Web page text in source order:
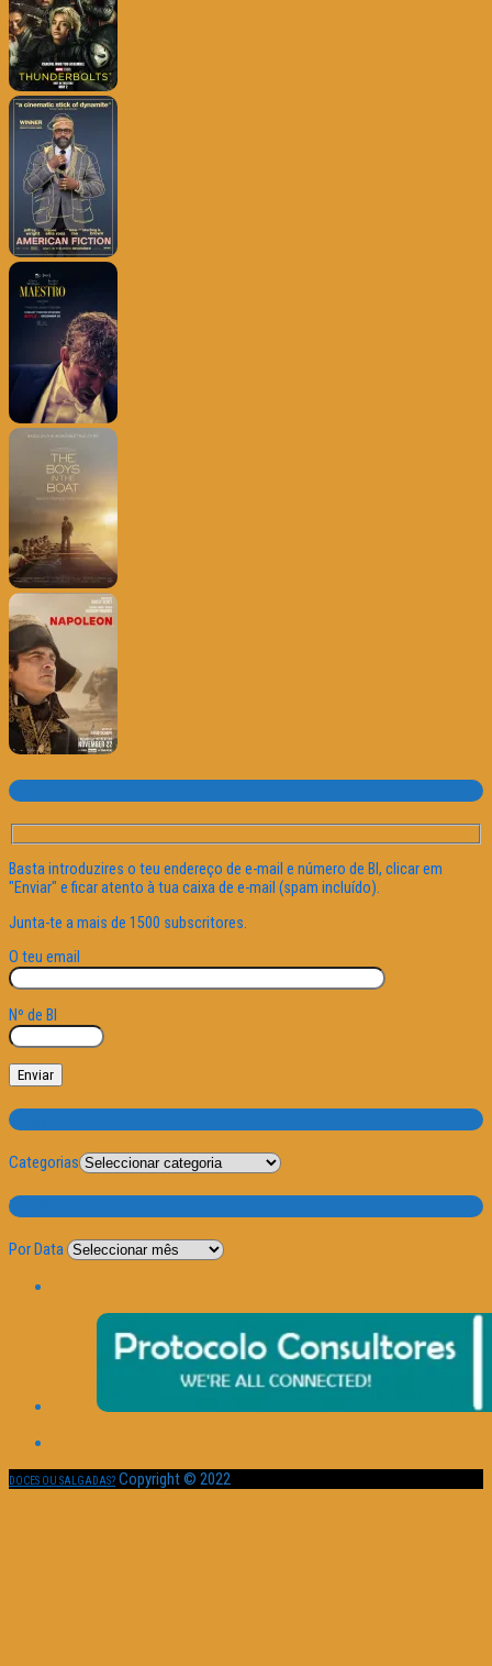
Subscrever o site
Basta introduzires o teu endereço de e-mail e número de BI, clicar em
"Enviar" e ficar atento à tua caixa de e-mail (spam incluído).
Junta-te a mais de 1500 subscritores.
O teu email
Nº de BI
Categorias
Categorias
Por Data
Por Data
DOCES OU SALGADAS? Copyright © 2022